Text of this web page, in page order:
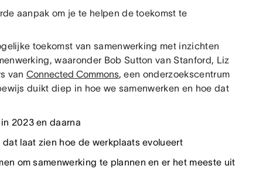
aanpak om je te helpen de toekomst te
toekomst van samenwerking met inzichten
waaronder Bob Sutton van Stanford, Liz
van Connected Commons, een onderzoekscentrum
duikt diep in hoe we samenwerken en hoe dat
2023 en daarna
laat zien hoe de werkplaats evolueert
om samenwerking te plannen en er het meeste uit